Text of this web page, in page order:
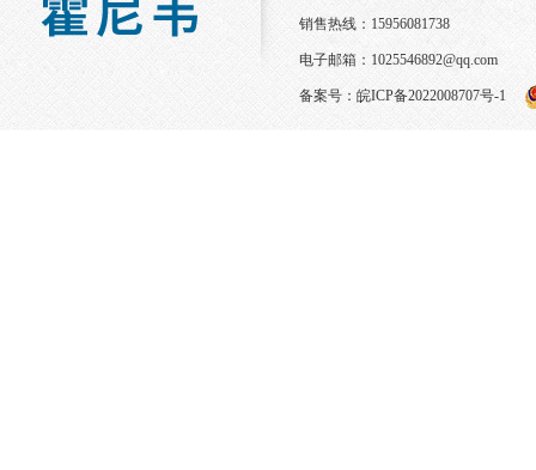
销售热线：15956081738
电子邮箱： 1025546892@qq.com
备案号： 皖ICP备2022008707号-1